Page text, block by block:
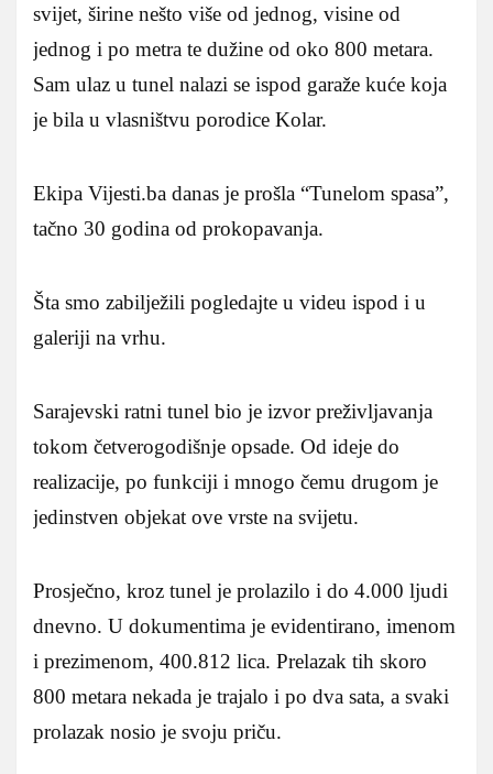
svijet, širine nešto više od jednog, visine od
jednog i po metra te dužine od oko 800 metara.
Sam ulaz u tunel nalazi se ispod garaže kuće koja
je bila u vlasništvu porodice Kolar.
Ekipa Vijesti.ba danas je prošla “Tunelom spasa”,
tačno 30 godina od prokopavanja.
Šta smo zabilježili pogledajte u videu ispod i u
galeriji na vrhu.
Sarajevski ratni tunel bio je izvor preživljavanja
tokom četverogodišnje opsade. Od ideje do
realizacije, po funkciji i mnogo čemu drugom je
jedinstven objekat ove vrste na svijetu.
Prosječno, kroz tunel je prolazilo i do 4.000 ljudi
dnevno. U dokumentima je evidentirano, imenom
i prezimenom, 400.812 lica. Prelazak tih skoro
800 metara nekada je trajalo i po dva sata, a svaki
prolazak nosio je svoju priču.